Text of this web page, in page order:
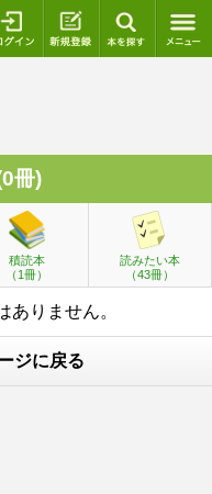
ログイン 新規登録
冊)
積読本
（1冊）
読みたい本
（43冊）
ありません。
ジに戻る